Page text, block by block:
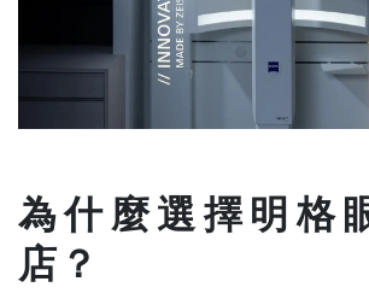
為什麼選擇明格
店？